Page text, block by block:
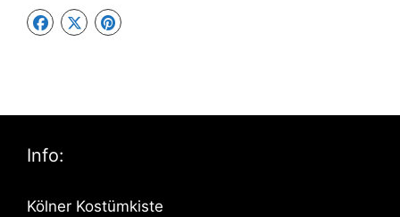
Info:
Kölner Kostümkiste